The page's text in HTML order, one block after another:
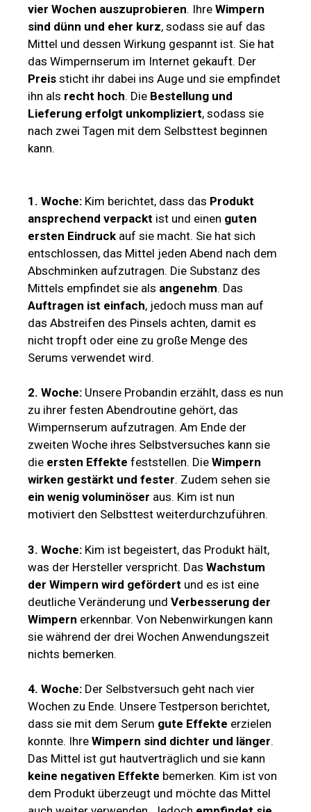
vier Wochen auszuprobieren. Ihre Wimpern
sind dünn und eher kurz, sodass sie auf das
Mittel und dessen Wirkung gespannt ist. Sie hat
das Wimpernserum im Internet gekauft. Der
Preis sticht ihr dabei ins Auge und sie empfindet
ihn als recht hoch. Die Bestellung und
Lieferung erfolgt unkompliziert, sodass sie
nach zwei Tagen mit dem Selbsttest beginnen
kann.
1. Woche: Kim berichtet, dass das Produkt
ansprechend verpackt ist und einen guten
ersten Eindruck auf sie macht. Sie hat sich
entschlossen, das Mittel jeden Abend nach dem
Abschminken aufzutragen. Die Substanz des
Mittels empfindet sie als angenehm. Das
Auftragen ist einfach, jedoch muss man auf
das Abstreifen des Pinsels achten, damit es
nicht tropft oder eine zu große Menge des
Serums verwendet wird.
2. Woche: Unsere Probandin erzählt, dass es nun
zu ihrer festen Abendroutine gehört, das
Wimpernserum aufzutragen. Am Ende der
zweiten Woche ihres Selbstversuches kann sie
die ersten Effekte feststellen. Die Wimpern
wirken gestärkt und fester. Zudem sehen sie
ein wenig voluminöser aus. Kim ist nun
motiviert den Selbsttest weiterdurchzuführen.
3. Woche: Kim ist begeistert, das Produkt hält,
was der Hersteller verspricht. Das Wachstum
der Wimpern wird gefördert und es ist eine
deutliche Veränderung und Verbesserung der
Wimpern erkennbar. Von Nebenwirkungen kann
sie während der drei Wochen Anwendungszeit
nichts bemerken.
4. Woche: Der Selbstversuch geht nach vier
Wochen zu Ende. Unsere Testperson berichtet,
dass sie mit dem Serum gute Effekte erzielen
konnte. Ihre Wimpern sind dichter und länger.
Das Mittel ist gut hautverträglich und sie kann
keine negativen Effekte bemerken. Kim ist von
dem Produkt überzeugt und möchte das Mittel